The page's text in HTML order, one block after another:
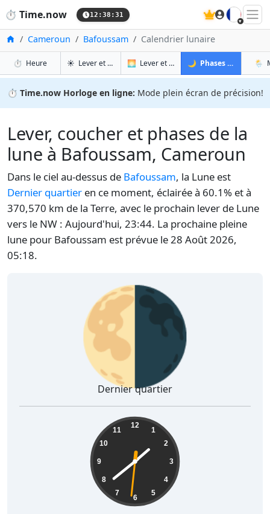
⏱️ Time.now 12:38:31 🇫🇷
Accueil
Cameroun Bafoussam Calendrier lunaire
⏱️ Heureà Bafoussam
☀️ Lever et coucher du soleil à Bafoussam
🌅 Lever et coucher du soleil demain à
🌙 Phases de la Lune 🌦️
⏱️ Time.now Horloge en ligne: Mode plein écran de précision!
Lever, coucher et phases de la
lune à Bafoussam, Cameroun
Dans le ciel au-dessus de Bafoussam, la Lune est
Dernier quartier en ce moment, éclairée à 60.1% et à
370,570 km de la Terre, avec le prochain lever de Lune
vers le NW : Aujourd'hui, 23:44. La prochaine pleine
lune pour Bafoussam est prévue le 28 Août 2026,
05:18.
🌗
Dernier quartier
12
1
2
3
4
5
6
7
8
9
10
11